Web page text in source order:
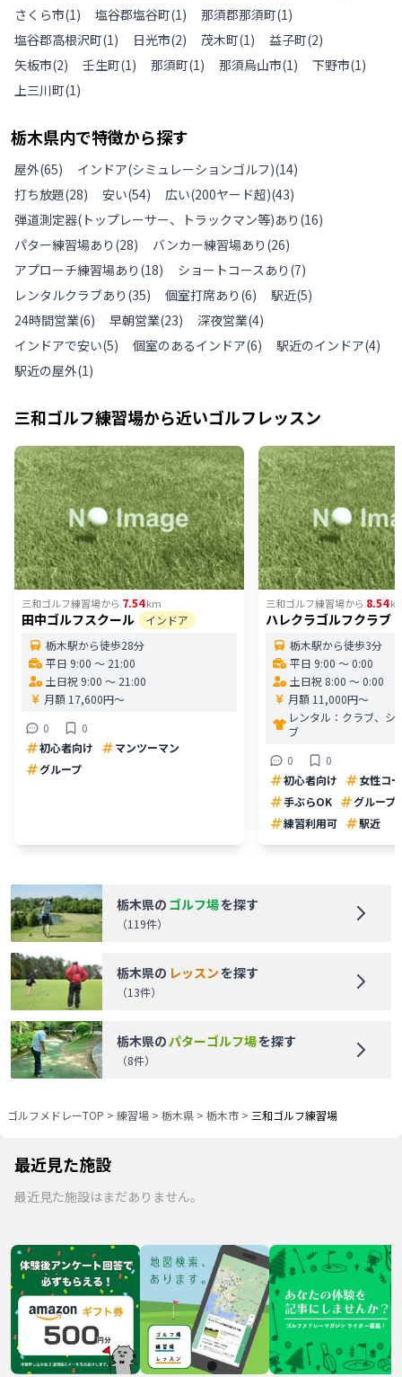
さくら市(1) 塩谷郡塩谷町(1) 那須郡那須町(1)
塩谷郡高根沢町(1) 日光市(2) 茂木町(1) 益子町(2)
矢板市(2) 壬生町(1) 那須町(1) 那須烏山市(1) 下野市(1)
上三川町(1)
栃木県内で特徴から探す
屋外(65) インドア(シミュレーションゴルフ)(14)
打ち放題(28) 安い(54) 広い(200ヤード超)(43)
弾道測定器(トップレーサー、トラックマン等)あり (16)
パター練習場あり (28) バンカー練習場あり (26)
アプローチ練習場あり (18) ショートコースあり (7)
レンタルクラブあり (35) 個室打席あり (6) 駅近(5)
24時間営業(6) 早朝営業(23) 深夜営業(4)
インドアで安い(5) 個室のあるインドア(6) 駅近のインドア(4)
駅近の屋外(1)
三和ゴルフ練習場から近いゴルフレッスン
三和ゴルフ練習場から 7.54km
田中ゴルフスクール
インドア
栃木駅から徒歩28分
平日 9:00 〜 21:00
土日祝 9:00 〜 21:00
月額 17,600円〜
0
0
初心者向け
マンツーマン
グループ
三和ゴルフ練習場から 8.54
ハレクラゴルフクラブ
栃木駅から徒歩3分
平日 9:00 〜 0:00
土日祝 8:00 〜 0:00
月額 11,000円〜
レンタル： クラブ、シ
ブ
0
0
初心者向け
女性コ
手ぶらOK
グループ
練習利用可
駅近
栃木県の ゴルフ場を探す
（119件）
栃木県の レッスンを探す
（13件）
栃木県のパターゴルフ場を探す
（8件）
ゴルフメドレーTOP > 練習場 > 栃木県 > 栃木市 > 三和ゴルフ練習場
最近見た施設
最近見た施設はまだありません。